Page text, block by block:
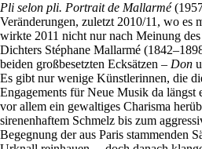
Pli selon pli. Portrait de Mallarmé
Veränderungen, zuletzt 2010/11, wo
wirkte 2011 nicht nur nach Meinung
Dichters Stéphane Mallarmé
beiden großbesetzten Ecksätzen – Don
Es gibt nur wenige Künstlerinnen, die
Engagements für Neue Musik da
vor allem ein gewaltiges Charisma
sirenenhaftem Schmelz bis zum
Begegnung der aus Paris stammenden